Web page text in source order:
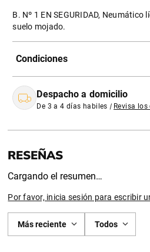
B. Nº 1 EN SEGURIDAD,
suelo mojado.
Condiciones
Despacho a domicilio
De 3 a 4 días habiles | Revisa
Cargando el resumen…
Por favor, inicia sesión para escribir
Más reciente Todos